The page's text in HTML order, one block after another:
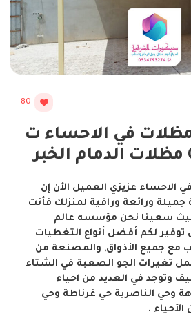
80
في الاحساء ت
الاحساء عزيزي العميل الأن إن
ورائعة وراقية لمنزلك فأنت
سعينا نحن مؤسسه عالم
توفير لكم أفضل أنواع التغطيات
مع جميع الأذواق, والمصنعة من
تغيرات الجو الصعبة في الشتاء
وتوجد في العديد من احياء
وحي الناصرية حي غرناطة وحي
.